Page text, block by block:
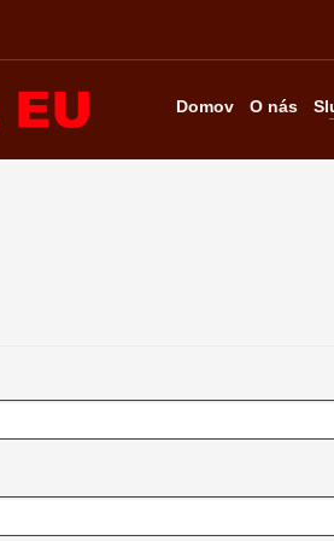
Domov O nás